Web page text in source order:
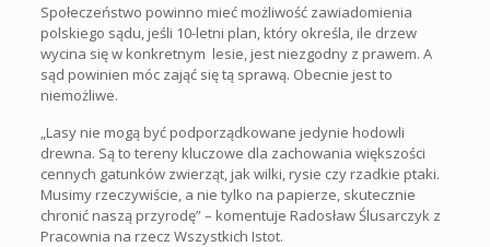
Społeczeństwo powinno mieć możliwość zawiadomienia
polskiego sądu, jeśli 10-letni plan, który określa, ile drzew
wycina się w konkretnym lesie, jest niezgodny z prawem. A
sąd powinien móc zająć się tą sprawą. Obecnie jest to
niemożliwe.
„Lasy nie mogą być podporządkowane jedynie hodowli
drewna. Są to tereny kluczowe dla zachowania większości
cennych gatunków zwierząt, jak wilki, rysie czy rzadkie ptaki.
Musimy rzeczywiście, a nie tylko na papierze, skutecznie
chronić naszą przyrodę” – komentuje Radosław Ślusarczyk z
Pracownia na rzecz Wszystkich Istot.